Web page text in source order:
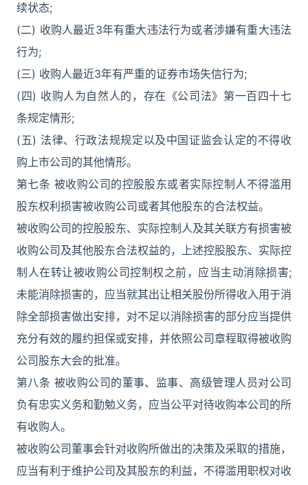
续状态;
(二) 收购人最近3年有重大违法行为或者涉嫌有重大违法
行为;
(三) 收购人最近3年有严重的证券市场失信行为;
(四) 收购人为自然人的，存在《公司法》第一百四十七
条规定情形;
(五) 法律、行政法规规定以及中国证监会认定的不得收
购上市公司的其他情形。
第七条 被收购公司的控股股东或者实际控制人不得滥用
股东权利损害被收购公司或者其他股东的合法权益。
被收购公司的控股股东、实际控制人及其关联方有损害被
收购公司及其他股东合法权益的，上述控股股东、实际控
制人在转让被收购公司控制权之前，应当主动消除损害;
未能消除损害的，应当就其出让相关股份所得收入用于消
除全部损害做出安排，对不足以消除损害的部分应当提供
充分有效的履约担保或安排，并依照公司章程取得被收购
公司股东大会的批准。
第八条 被收购公司的董事、监事、高级管理人员对公司
负有忠实义务和勤勉义务，应当公平对待收购本公司的所
有收购人。
被收购公司董事会针对收购所做出的决策及采取的措施，
应当有利于维护公司及其股东的利益，不得滥用职权对收